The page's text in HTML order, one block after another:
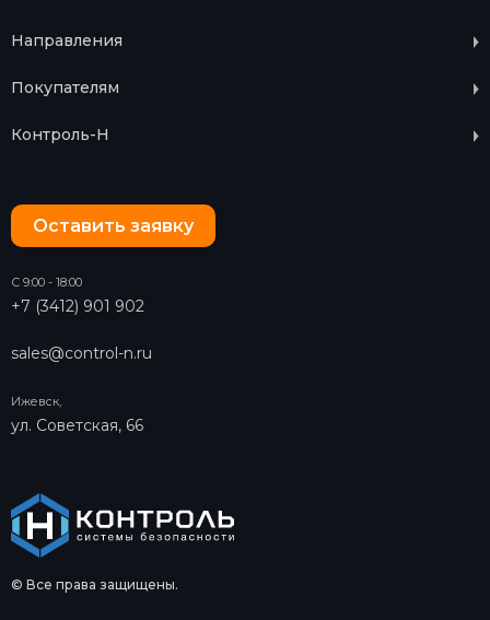
© Все права защищены.
Оставить заявку
С 9:00 - 18:00
+7 (3412) 901 902
sales@control-n.ru
Ижевск,
ул. Советская, 66
Направления
Покупателям
Контроль-Н